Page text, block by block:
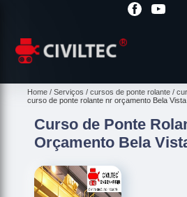
Home Serviços cursos de ponte rolante
curso de ponte rolante nr orçamento Bela Vista
Curso de Ponte
Orçamento Bela